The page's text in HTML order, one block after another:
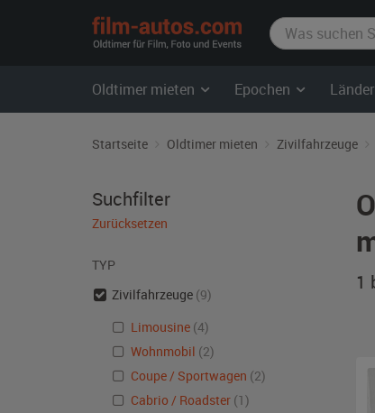
film-
autos.com
Oldtimer mieten Epochen Länder
Startseite Oldtimer mieten Zivilfahrzeuge
1
Suchfilter
Zurücksetzen
TYP
Zivilfahrzeuge (9)
Limousine (4)
Wohnmobil (2)
Coupe / Sportwagen (2)
Cabrio / Roadster (1)